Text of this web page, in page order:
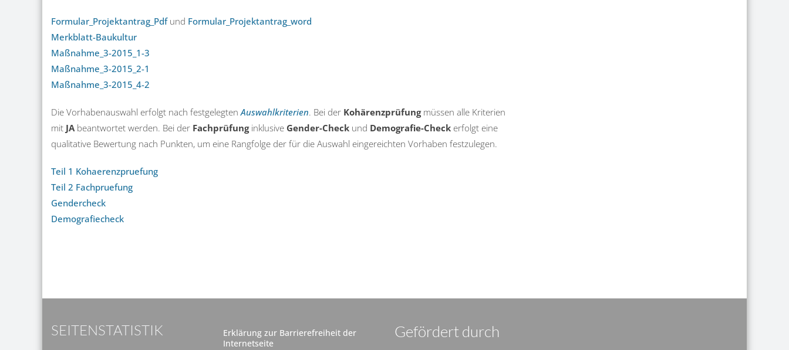
Formular_Projektantrag_Pdf und Formular_Projektantrag_word
Merkblatt-Baukultur
Maßnahme_3-2015_1-3
Maßnahme_3-2015_2-1
Maßnahme_3-2015_4-2
Die Vorhabenauswahl erfolgt nach festgelegtenAuswahlkriterien. Bei der Kohärenzprüfungmüssen alle Kriterien
mit JAbeantwortet werden. Bei der Fachprüfung inklusive Gender-Check und Demografie-Check erfolgt eine
qualitative Bewertung nach Punkten, um eine Rangfolge der für die Auswahl eingereichten Vorhaben festzulegen.
Teil 1 Kohaerenzpruefung
Teil 2 Fachpruefung
Gendercheck
Demografiecheck
SEITENSTATISTIK
Erklärung zur Barrierefreiheit der
Internetseite
Gefördert durch